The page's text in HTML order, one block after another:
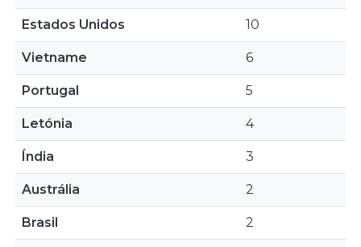
Estados Unidos 10
Vietname 6
Portugal 5
Letónia 4
Índia 3
Austrália 2
Brasil 2